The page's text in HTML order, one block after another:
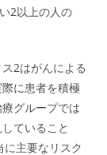
2以上の人の
2はがんによる
に患者を積極
グループでは
ていること
主要なリスク